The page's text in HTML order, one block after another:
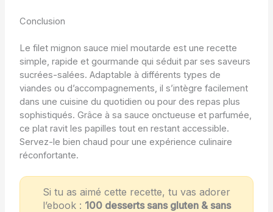
Conclusion
Le filet mignon sauce miel moutarde est une recette
simple, rapide et gourmande qui séduit par ses saveurs
sucrées-salées. Adaptable à différents types de
viandes ou d’accompagnements, il s’intègre facilement
dans une cuisine du quotidien ou pour des repas plus
sophistiqués. Grâce à sa sauce onctueuse et parfumée,
ce plat ravit les papilles tout en restant accessible.
Servez-le bien chaud pour une expérience culinaire
réconfortante.
Si tu as aimé cette recette, tu vas adorer
l’ebook : 100 desserts sans gluten & sans